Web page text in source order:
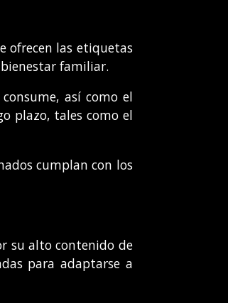
ofrecen las etiquetas
familiar.
así como el
plazo, tales como el
cumplan con los
su alto contenido de
para adaptarse a